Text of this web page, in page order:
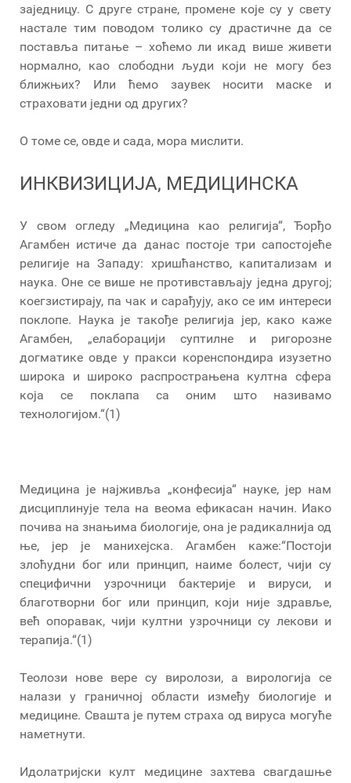
заједницу. С друге стране, промене које су у свету
настале тим поводом толико су драстичне да се
поставља питање – хоћемо ли икад више живети
нормално, као слободни људи који не могу без
ближњих? Или ћемо заувек носити маске и
страховати једни од других?
О томе се, овде и сада, мора мислити.
ИНКВИЗИЦИЈА, МЕДИЦИНСКА
У свом огледу „Медицина као религија“, Ђорђо
Агамбен истиче да данас постоје три сапостојеће
религије на Западу: хришћанство, капитализам и
наука. Оне се више не противстављају једна другој;
коегзистирају, па чак и сарађују, ако се им интереси
поклопе. Наука је такође религија јер, како каже
Агамбен, „елаборацији суптилне и ригорозне
догматике овде у пракси коренспондира изузетно
широка и широко распрострањена култна сфера
која се поклапа са оним што називамо
технологијом.“(1)
Медицина је најживља „конфесија“ науке, јер нам
дисциплинује тела на веома ефикасан начин. Иако
почива на знањима биологије, она је радикалнија од
ње, јер је манихејска. Агамбен каже:“Постоји
злоћудни бог или принцип, наиме болест, чији су
специфични узрочници бактерије и вируси, и
благотворни бог или принцип, који није здравље,
већ опоравак, чији култни узрочници су лекови и
терапија.“(1)
Теолози нове вере су виролози, а вирологија се
налази у граничној области између биологије и
медицине. Свашта је путем страха од вируса могуће
наметнути.
Идолатријски култ медицине захтева свагдашње